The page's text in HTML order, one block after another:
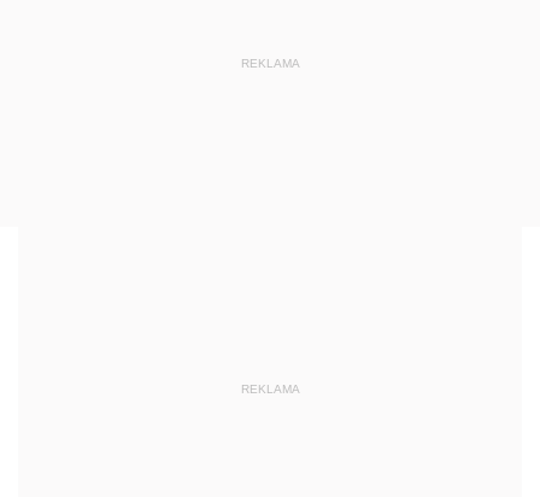
REKLAMA
REKLAMA